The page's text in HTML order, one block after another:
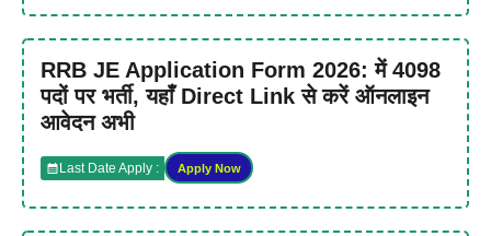
RRB JE Application Form 2026: में 4098
पदों पर भर्ती, यहाँ Direct Link से करें ऑनलाइन
आवेदन अभी
Last Date Apply : Apply Now